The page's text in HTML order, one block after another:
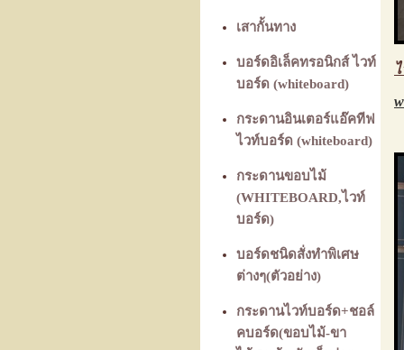
เสากั้นทาง
บอร์ดอิเล็คทรอนิกส์ ไวท์
บอร์ด (whiteboard)
กระดานอินเตอร์แอ๊คทีฟ
ไวท์บอร์ด (whiteboard)
กระดานขอบไม้
(WHITEBOARD,ไวท์
บอร์ด)
บอร์ดชนิดสั่งทำพิเศษ
ต่างๆ(ตัวอย่าง)
กระดานไวท์บอร์ด+ชอล์
คบอร์ด(ขอบไม้-ขา